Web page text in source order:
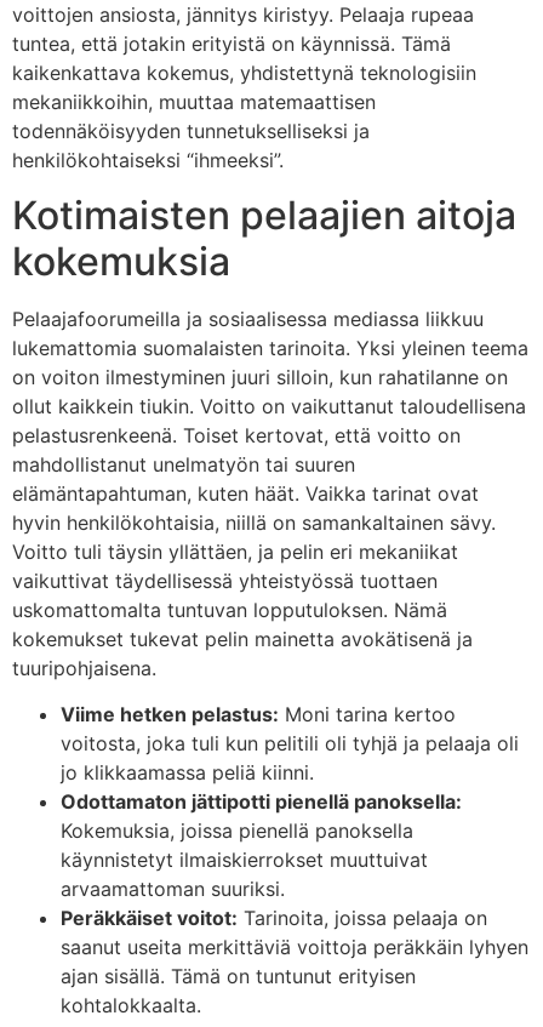
voittojen ansiosta, jännitys kiristyy. Pelaaja rupeaa
tuntea, että jotakin erityistä on käynnissä. Tämä
kaikenkattava kokemus, yhdistettynä teknologisiin
mekaniikkoihin, muuttaa matemaattisen
todennäköisyyden tunnetukselliseksi ja
henkilökohtaiseksi “ihmeeksi”.
Kotimaisten pelaajien aitoja
kokemuksia
Pelaajafoorumeilla ja sosiaalisessa mediassa liikkuu
lukemattomia suomalaisten tarinoita. Yksi yleinen teema
on voiton ilmestyminen juuri silloin, kun rahatilanne on
ollut kaikkein tiukin. Voitto on vaikuttanut taloudellisena
pelastusrenkeenä. Toiset kertovat, että voitto on
mahdollistanut unelmatyön tai suuren
elämäntapahtuman, kuten häät. Vaikka tarinat ovat
hyvin henkilökohtaisia, niillä on samankaltainen sävy.
Voitto tuli täysin yllättäen, ja pelin eri mekaniikat
vaikuttivat täydellisessä yhteistyössä tuottaen
uskomattomalta tuntuvan lopputuloksen. Nämä
kokemukset tukevat pelin mainetta avokätisenä ja
tuuripohjaisena.
Viime hetken pelastus: Moni tarina kertoo
voitosta, joka tuli kun pelitili oli tyhjä ja pelaaja oli
jo klikkaamassa peliä kiinni.
Odottamaton jättipotti pienellä panoksella:
Kokemuksia, joissa pienellä panoksella
käynnistetyt ilmaiskierrokset muuttuivat
arvaamattoman suuriksi.
Peräkkäiset voitot: Tarinoita, joissa pelaaja on
saanut useita merkittäviä voittoja peräkkäin lyhyen
ajan sisällä. Tämä on tuntunut erityisen
kohtalokkaalta.